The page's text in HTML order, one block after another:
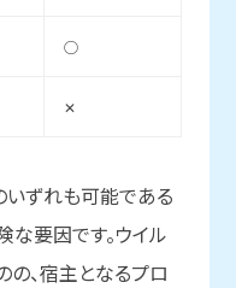
◯
✕
ずれも可能である
な要因です。ウイル
、宿主となるプロ